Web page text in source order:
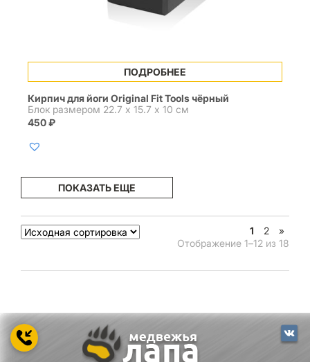
ПОДРОБНЕЕ
Кирпич для йоги Original Fit Tools чёрный
Блок размером 22.7 х 15.7 х 10 см
450₽
ПОКАЗАТЬ ЕЩЕ
1 2
»
Отображение 1–12 из 18